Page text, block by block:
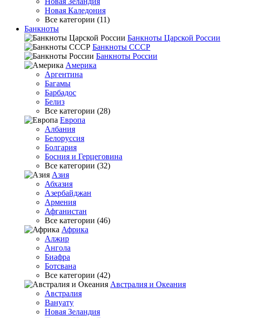
Новая Каледония
Все категории (11)
Банкноты
Банкноты Царской России
Банкноты СССР
Банкноты России
Америка
Аргентина
Багамы
Барбадос
Белиз
Все категории (28)
Европа
Албания
Белоруссия
Болгария
Босния и Герцеговина
Все категории (32)
Азия
Абхазия
Азербайджан
Армения
Афганистан
Все категории (46)
Африка
Алжир
Ангола
Биафра
Ботсвана
Все категории (42)
Австралия и Океания
Австралия
Вануату
Новая Зеландия